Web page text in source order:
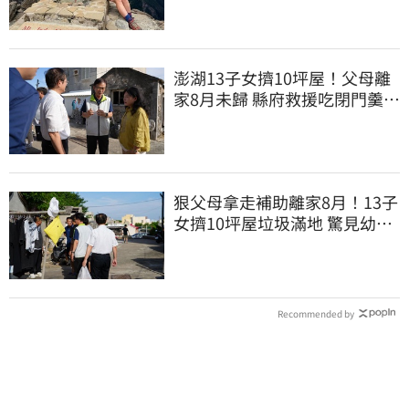
澎湖13子女擠10坪屋！父母離
家8月未歸 縣府救援吃閉門羹原
狠父母拿走補助離家8月！13子
女擠10坪屋垃圾滿地 驚見幼童
Recommended by